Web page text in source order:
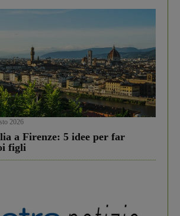
2026
a Firenze: 5 idee per far
figli